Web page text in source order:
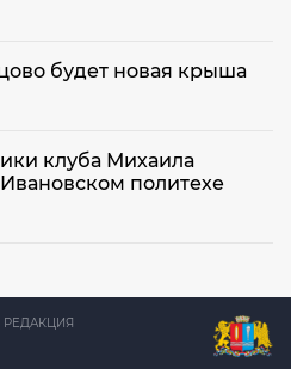
будет новая крыша
клуба Михаила
политехе
РЕДАКЦИЯ